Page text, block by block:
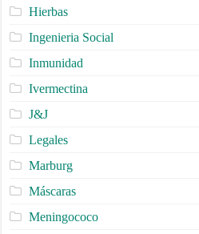
Hierbas
Ingenieria Social
Inmunidad
Ivermectina
J&J
Legales
Marburg
Máscaras
Meningococo